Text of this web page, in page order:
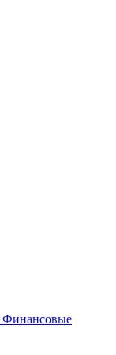
Финансовые